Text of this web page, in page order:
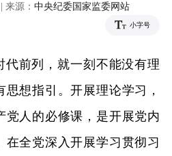
来源： 中央纪委国家监委网站
小字号
代前列，就一刻不能没有理
想指引。开展理论学习，
党人的必修课，是开展党内
在全党深入开展学习贯彻习